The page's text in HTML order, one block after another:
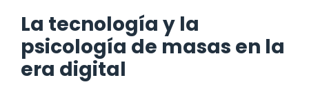
La tecnología y la
psicología de masas en la
era digital